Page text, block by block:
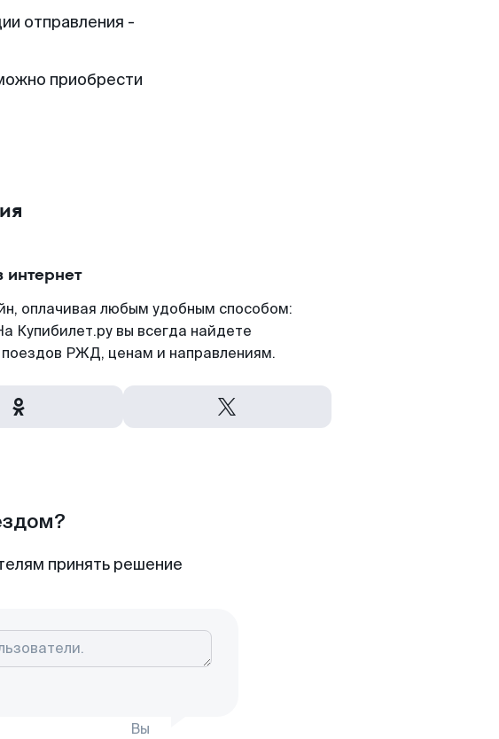
отправления -
приобрести
оплачивая любым удобным способом:
Купибилет.ру вы всегда найдете
РЖД, ценам и направлениям.
принять решение
Вы